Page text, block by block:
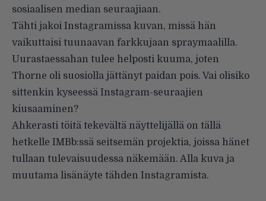
sosiaalisen median seuraajiaan.
Tähti jakoi Instagramissa kuvan, missä hän
vaikuttaisi tuunaavan farkkujaan spraymaalilla.
Uurastaessahan tulee helposti kuuma, joten
Thorne oli suosiolla jättänyt paidan pois. Vai olisiko
sittenkin kyseessä Instagram-seuraajien
kiusaaminen?
Ahkerasti töitä tekevältä näyttelijällä on tällä
hetkelle IMBb:ssä seitsemän projektia, joissa hänet
tullaan tulevaisuudessa näkemään. Alla kuva ja
muutama lisänäyte tähden Instagramista.